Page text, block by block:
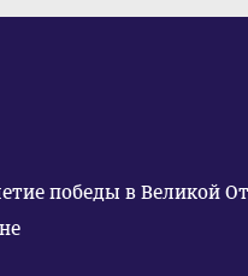
победы в Великой